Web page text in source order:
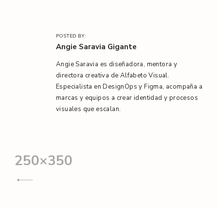
POSTED BY:
Angie Saravia Gigante
Angie Saravia es diseñadora, mentora y
directora creativa de Alfabeto Visual.
Especialista en DesignOps y Figma, acompaña a
marcas y equipos a crear identidad y procesos
visuales que escalan.
Navegación
de
250×350